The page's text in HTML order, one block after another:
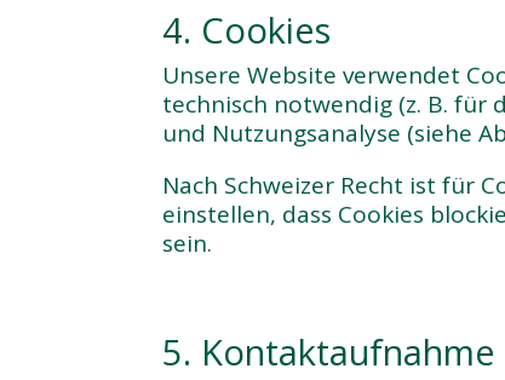
4. Cookies
Unsere Website verwendet
technisch notwendig (z. B. für
und Nutzungsanalyse (siehe
Nach Schweizer Recht ist für
einstellen, dass Cookies
sein.
5.